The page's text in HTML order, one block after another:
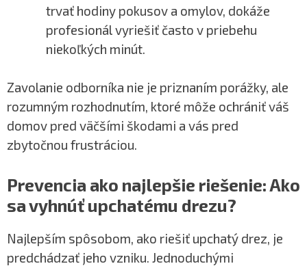
trvať hodiny pokusov a omylov, dokáže
profesionál vyriešiť často v priebehu
niekoľkých minút.
Zavolanie odborníka nie je priznaním porážky, ale
rozumným rozhodnutím, ktoré môže ochrániť váš
domov pred väčšími škodami a vás pred
zbytočnou frustráciou.
Prevencia ako najlepšie riešenie: Ako
sa vyhnúť upchatému drezu?
Najlepším spôsobom, ako riešiť upchatý drez, je
predchádzať jeho vzniku. Jednoduchými